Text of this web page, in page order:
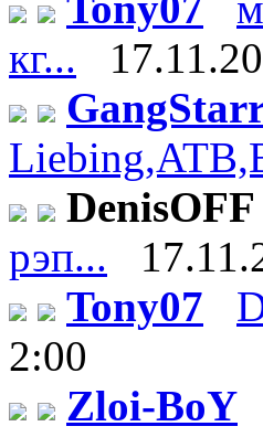
кг...
DenisOFF
рэп...
Tony07
2:00
Zloi-BoY